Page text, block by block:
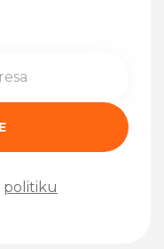
politiku